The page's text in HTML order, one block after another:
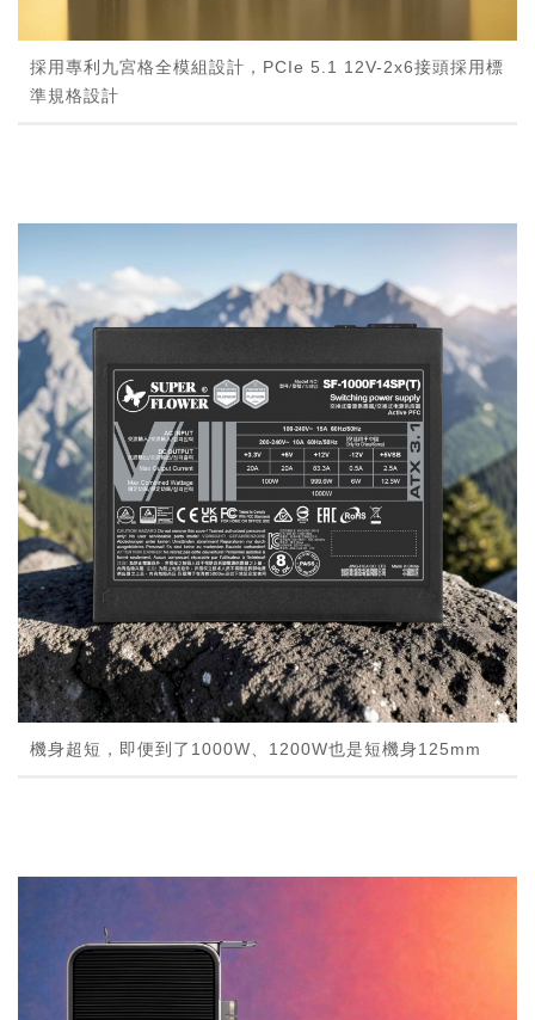
採用專利九宮格全模組設計，PCIe 5.1 12V-2x6接頭採用標
準規格設計
機身超短，即便到了1000W、1200W也是短機身125mm